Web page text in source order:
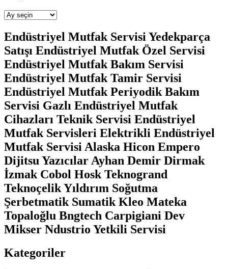
Arşivler
Endüstriyel Mutfak Servisi Yedekparça
Satışı Endüstriyel Mutfak Özel Servisi
Endüstriyel Mutfak Bakım Servisi
Endüstriyel Mutfak Tamir Servisi
Endüstriyel Mutfak Periyodik Bakım
Servisi Gazlı Endüstriyel Mutfak
Cihazları Teknik Servisi Endüstriyel
Mutfak Servisleri Elektrikli Endüstriyel
Mutfak Servisi Alaska Hicon Empero
Dijitsu Yazıcılar Ayhan Demir Dirmak
İzmak Cobol Hosk Teknogrand
Teknoçelik Yıldırım Soğutma
Şerbetmatik Sumatik Kleo Mateka
Topaloğlu Bngtech Carpigiani Dev
Mikser Ndustrio Yetkili Servisi
Kategoriler